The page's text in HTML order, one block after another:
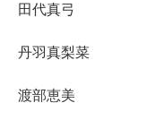
田代真弓
丹羽真梨菜
渡部恵美